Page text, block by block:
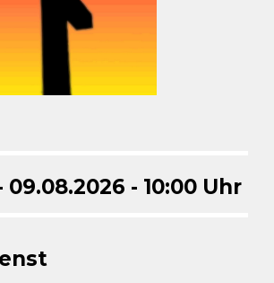
09.08.2026 - 10:00 Uhr